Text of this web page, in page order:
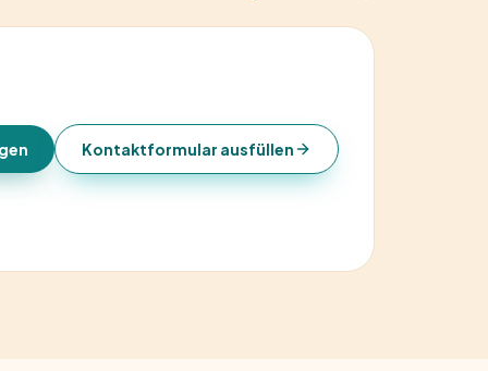
Kontaktformular ausfüllen